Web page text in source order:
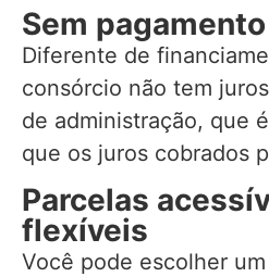
Sem
Diferente de
consórcio não tem
de administração, que
que os juros cobrados
Parcelas
flexíveis
Você pode escolher